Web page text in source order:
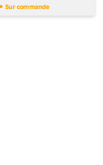
Sur commande